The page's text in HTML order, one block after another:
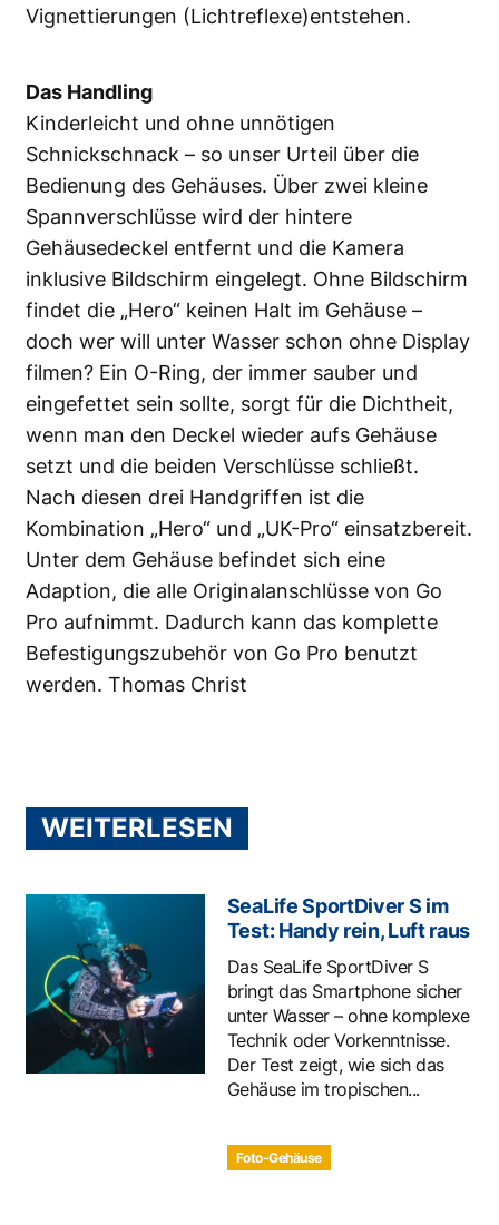
Vignettierungen (Lichtreflexe)entstehen.
Das Handling
Kinderleicht und ohne unnötigen
Schnickschnack – so unser Urteil über die
Bedienung des Gehäuses. Über zwei kleine
Spannverschlüsse wird der hintere
Gehäusedeckel entfernt und die Kamera
inklusive Bildschirm eingelegt. Ohne Bildschirm
findet die „Hero“ keinen Halt im Gehäuse –
doch wer will unter Wasser schon ohne Display
filmen? Ein O-Ring, der immer sauber und
eingefettet sein sollte, sorgt für die Dichtheit,
wenn man den Deckel wieder aufs Gehäuse
setzt und die beiden Verschlüsse schließt.
Nach diesen drei Handgriffen ist die
Kombination „Hero“ und „UK-Pro“ einsatzbereit.
Unter dem Gehäuse befindet sich eine
Adaption, die alle Originalanschlüsse von Go
Pro aufnimmt. Dadurch kann das komplette
Befestigungszubehör von Go Pro benutzt
werden. Thomas Christ
WEITERLESEN
SeaLife SportDiver S im
Test: Handy rein, Luft raus
Das SeaLife SportDiver S
bringt das Smartphone sicher
unter Wasser – ohne komplexe
Technik oder Vorkenntnisse.
Der Test zeigt, wie sich das
Gehäuse im tropischen...
Foto-Gehäuse